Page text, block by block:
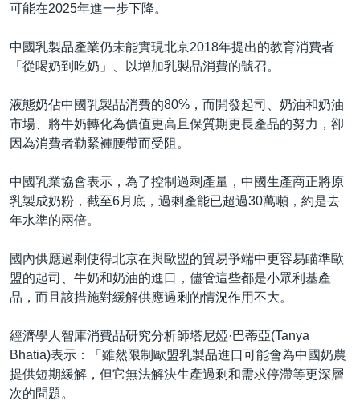
可能在2025年進一步下降。
中國乳製品產業仍未能實現北京2018年提出的教育消費者
「從喝奶到吃奶」、以增加乳製品消費的號召。
液態奶佔中國乳製品消費的80%，而開發起司、奶油和奶油
市場、將牛奶轉化為價值更高且保質期更長產品的努力，卻
因為消費者勒緊褲腰帶而受阻。
中國乳業協會表示，為了控制過剩產量，中國生產商正將原
乳製成奶粉，截至6月底，過剩產能已超過30萬噸，約是去
年水準的兩倍。
國內供應過剩使得北京在與歐盟的貿易爭端中更容易瞄準歐
盟的起司、牛奶和奶油的進口，儘管這些都是小眾利基產
品，而且該措施對緩解供應過剩的情況作用不大。
經濟學人智庫消費品研究分析師塔尼婭·巴蒂亞(Tanya
Bhatia)表示：「雖然限制歐盟乳製品進口可能會為中國奶農
提供短期緩解，但它無法解決生產過剩和需求停滯等更深層
次的問題。